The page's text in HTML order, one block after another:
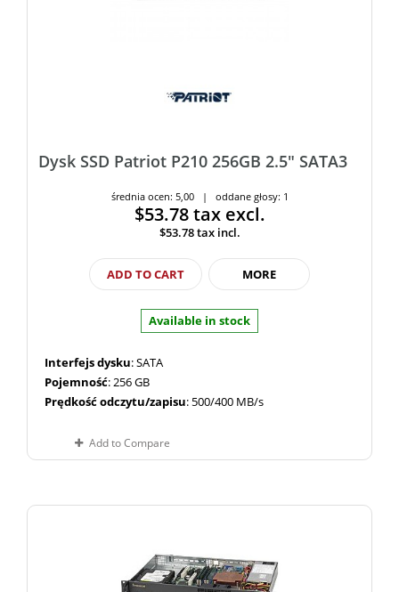
Dysk SSD Patriot P210 256GB 2.5" SATA3
średnia ocen: 5,00 | oddane głosy: 1
$53.78tax excl.
$53.78tax incl.
ADD TO CART MORE
Available in stock
Interfejs dysku: SATA
Pojemność: 256 GB
Prędkość odczytu/zapisu: 500/400 MB/s
Add to Compare